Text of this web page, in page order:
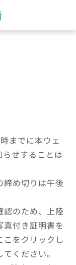
までに本ウェ
せすることは
締め切りは午後
認のため、上陸
付き証明書を
こをクリックし
ください。